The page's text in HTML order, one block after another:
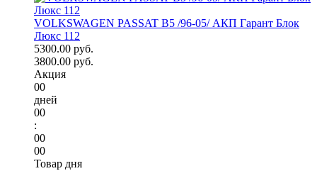
VOLKSWAGEN PASSAT B5 /96-05/ АКП Гарант Блок
Люкс 112
5300.00 руб.
3800.00 руб.
Акция
00
дней
00
:
00
00
Товар дня